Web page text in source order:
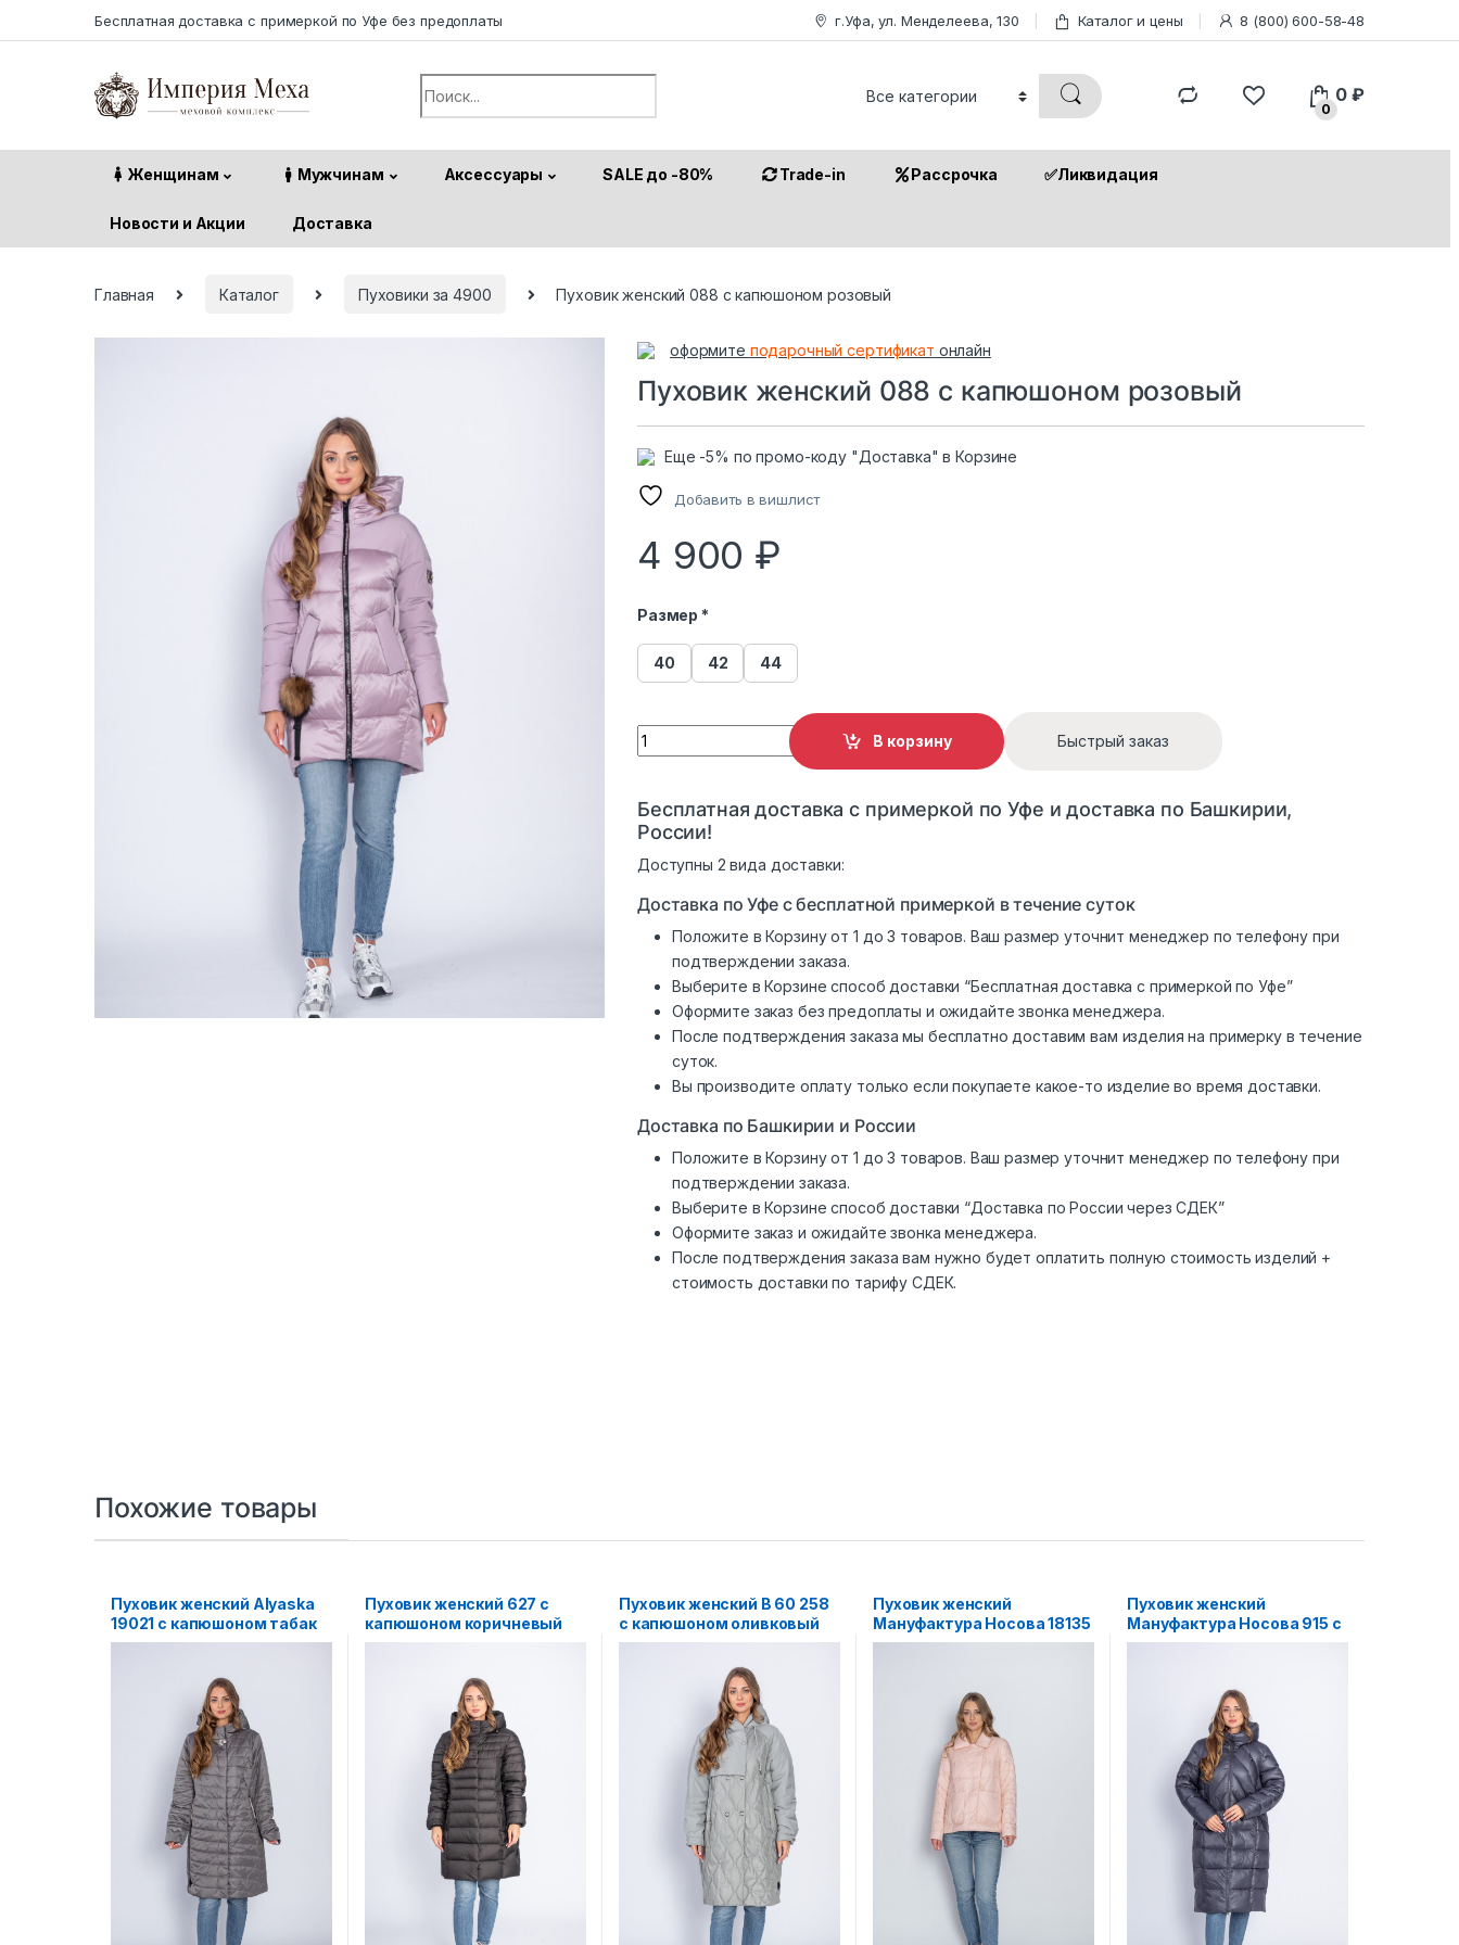
Бесплатная доставка с примеркой по Уфе без предоплаты г.Уфа, ул. Менделеева, 130 Каталог и цены 8 (800) 600-58-48
Search for:
0
0₽
Женщинам Мужчинам Аксессуары SALE до -80% Trade-in Рассрочка ✅Ликвидация
Новости и Акции Доставка
Главная Каталог Пуховики за 4900 Пуховик женский 088 с капюшоном розовый
оформите подарочный сертификат онлайн
Пуховик женский 088 с капюшоном розовый
Еще -5% по промо-коду "Доставка" в Корзине
Добавить в вишлист
4 900 ₽
Размер *
40 42 44
Пуховик женский 088 с капюшоном розовый quantity
В корзину Быстрый заказ
Бесплатная доставка с примеркой по Уфе и доставка по Башкирии,
России!
Доступны 2 вида доставки:
Доставка по Уфе с бесплатной примеркой в течение суток
Положите в Корзину от 1 до 3 товаров. Ваш размер уточнит менеджер по телефону при
подтверждении заказа.
Выберите в Корзине способ доставки “Бесплатная доставка с примеркой по Уфе”
Оформите заказ без предоплаты и ожидайте звонка менеджера.
После подтверждения заказа мы бесплатно доставим вам изделия на примерку в течение
суток.
Вы производите оплату только если покупаете какое-то изделие во время доставки.
Доставка по Башкирии и России
Положите в Корзину от 1 до 3 товаров. Ваш размер уточнит менеджер по телефону при
подтверждении заказа.
Выберите в Корзине способ доставки “Доставка по России через СДЕК”
Оформите заказ и ожидайте звонка менеджера.
После подтверждения заказа вам нужно будет оплатить полную стоимость изделий +
стоимость доставки по тарифу СДЕК.
Похожие товары
Пуховик женский Alyaska
19021 с капюшоном табак
Пуховик женский 627 с
капюшоном коричневый
Пуховик женский B 60 258
с капюшоном оливковый
Пуховик женский
Мануфактура Носова 18135
розовый
Пуховик женский
Мануфактура Носова 915 с
капюшоном серый